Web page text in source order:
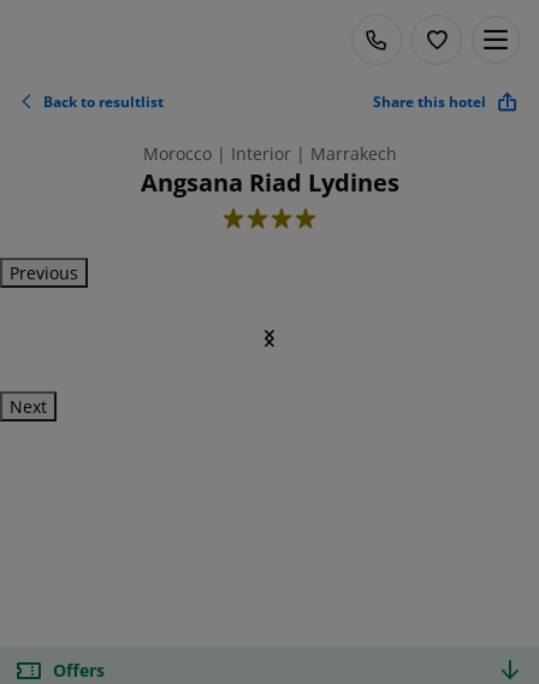
Back to resultlist Share this hotel
Morocco | Interior | Marrakech
Angsana Riad Lydines
4
Previous
Next
Offers